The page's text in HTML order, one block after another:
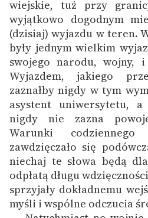
Feministyczne inspiracje.
Popularyzacja
skandynawskiej literatury
feministycznej
Ręce pełne poezji
Kolekcje edukacyjne
twórców przechodzących
do domeny publicznej,
lektur szkolnych oraz
Starego Testamentu
Odkurzamy bohaterów
Szkoła Poezji Wolnych
wiejskie, tuż przy
wyjątkowo dogodnym
(dzisiaj) wyjazdu w teren.
były jednym wielkim
swojego narodu, wojny,
Wyjazdem, jakiego
zaznałby nigdy w tym
asystent uniwersytetu,
nigdy nie zazna
Warunki
zawdzięczało się
niechaj te słowa będą
odpłatą długu
sprzyjały dokładnemu
myśli i wspólne odczucia